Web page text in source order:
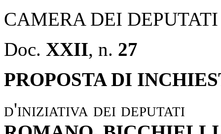
CAMERA DEI DEPUTATI
Doc. XXII, n. 27
PROPOSTA DI
d'iniziativa dei deputati